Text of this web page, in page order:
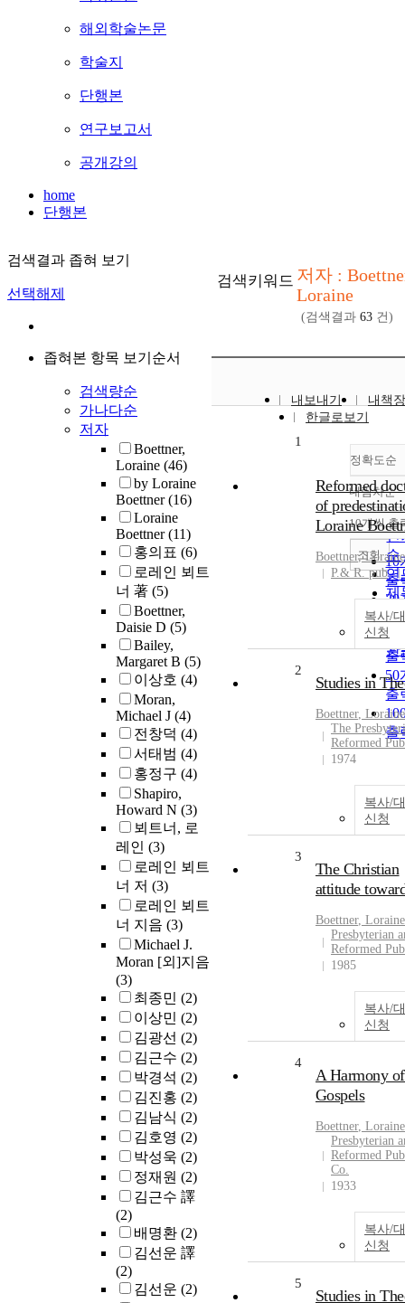
해외학술논문
학술지
단행본
연구보고서
공개강의
home
단행본
검색결과 좁혀 보기
선택해제
좁혀본 항목 보기순서
검색량순
가나다순
저자
Boettner,
Loraine (46)
by Loraine
Boettner(16)
Loraine
Boettner(11)
홍의표 (6)
로레인 뵈트
너 著 (5)
Boettner,
Daisie D (5)
Bailey,
Margaret B (5)
이상호 (4)
Moran,
Michael J (4)
전창덕 (4)
서태범 (4)
홍정구 (4)
Shapiro,
Howard N (3)
뵈트너, 로
레인 (3)
로레인 뵈트
너 저 (3)
로레인 뵈트
너 지음 (3)
Michael J.
Moran [외]지음
(3)
최종민 (2)
이상민 (2)
김광선 (2)
김근수 (2)
박경석 (2)
김진홍 (2)
김남식 (2)
김호영 (2)
박성욱 (2)
정재원 (2)
김근수 譯
(2)
배명환 (2)
김선운 譯
(2)
김선운 (2)
검색키워드 저자 :
Loraine
(검색결과 63 건)
내보내기
내책
한글로보기
정확도순
정
순
인
순
연
제
저
발
관
내림차순
내
10개씩 출
10
출
20
출
30
출
50
출
출
조회
1
Reformed
of
Loraine
Boettner, Loraine
P.& R. pub
복사/
신청
2
Studies in
Boettner, Loraine
The
Reformed
1974
복사/
신청
3
The Christian
attitude
Boettner, Loraine
Presbyterian
Reformed
1985
복사/
신청
4
A Harmony
Gospels
Boettner, Loraine
Presbyterian
Reformed
Co.
1933
복사/
신청
5
Studies in